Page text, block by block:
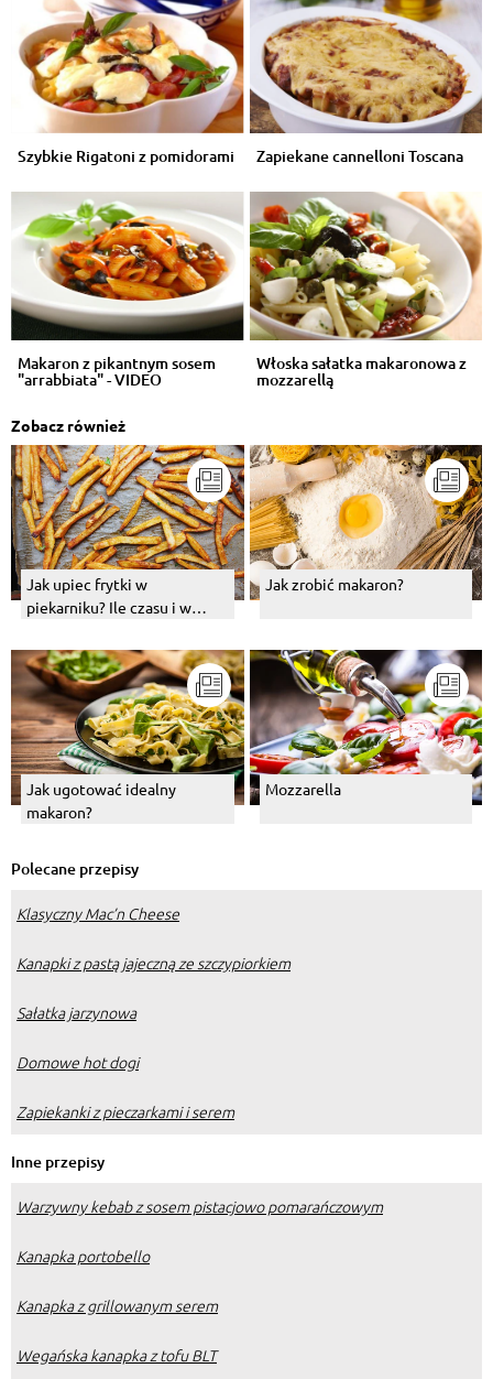
Szybkie Rigatoni z pomidorami Zapiekane cannelloni Toscana
Makaron z pikantnym sosem
"arrabbiata" - VIDEO
Włoska sałatka makaronowa z
mozzarellą
Zobacz również
Jak upiec frytki w
piekarniku? Ile czasu i w
Jak zrobić makaron?
Jak ugotować idealny
makaron?
Mozzarella
Polecane przepisy
Klasyczny Mac’n Cheese
Kanapki z pastą jajeczną ze szczypiorkiem
Sałatka jarzynowa
Domowe hot dogi
Zapiekanki z pieczarkami i serem
Inne przepisy
Warzywny kebab z sosem pistacjowo pomarańczowym
Kanapka portobello
Kanapka z grillowanym serem
Wegańska kanapka z tofu BLT